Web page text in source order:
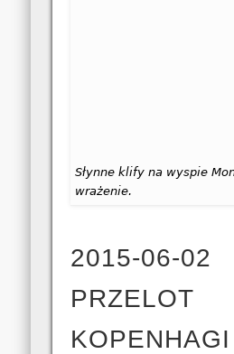
Słynne klify na wyspie
wrażenie.
2015-06-02
KOPENHAGI